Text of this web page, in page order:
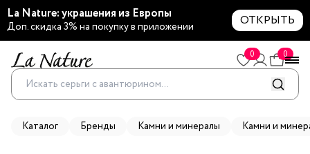
La Nature: украшения из Европы
Доп. скидка 3% на покупку в приложении ОТКРЫТЬ
0 0
Каталог Бренды Камни и минералы Камни и